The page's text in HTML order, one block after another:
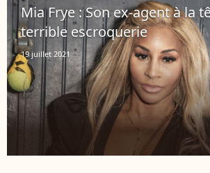
Mia Frye : Son ex-agent à la
terrible escroquerie
19 juillet 2021